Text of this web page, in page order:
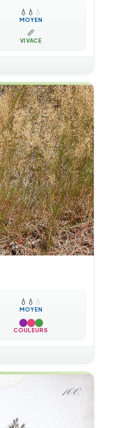
💧 💧 💧
MOYEN
📏
VIVACE
💧 💧 💧
MOYEN
COULEURS